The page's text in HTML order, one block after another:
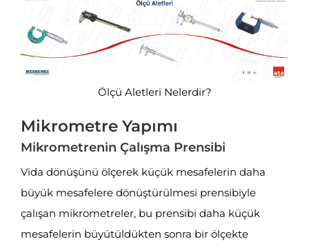
Ölçü Aletleri Nelerdir?
Mikrometre Yapımı
Mikrometrenin Çalışma Prensibi
Vida dönüşünü ölçerek küçük mesafelerin daha
büyük mesafelere dönüştürülmesi prensibiyle
çalışan mikrometreler, bu prensibi daha küçük
mesafelerin büyütüldükten sonra bir ölçekte